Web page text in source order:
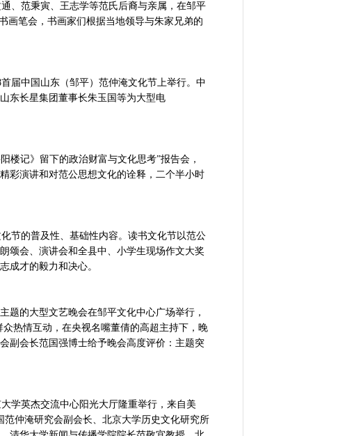
、范秉寅、王志学等范氏后裔与亲属，在邹平
画笔会，书画家们根据当地领导与朱家兄弟的
届中国山东（邹平）范仲淹文化节上举行。中
东长星集团董事长朱玉国等为大型电
楼记》留下的政治财富与文化思考”报告会，
彩演讲和对范公思想文化的诠释，二个半小时
节的普及性、基础性内容。读书文化节以范公
颂会、演讲会和全县中、小学生现场作文大奖
成才的毅力和决心。
题的大型文艺晚会在邹平文化中心广场举行，
热情互动，在央视名嘴董倩的高超主持下，晚
副会长范国强博士给予晚会高度评价：主题突
学英杰交流中心阳光大厅隆重举行，来自美
仲淹研究会副会长、北京大学历史文化研究所